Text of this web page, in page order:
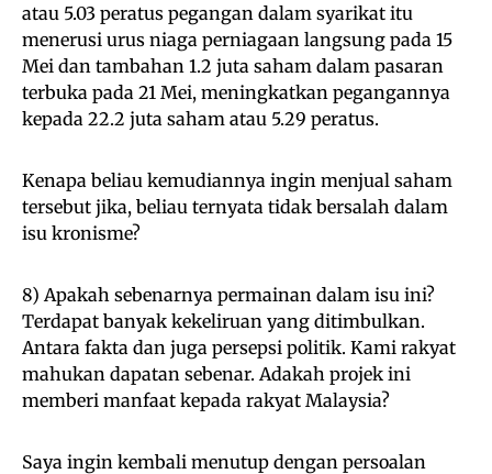
atau 5.03 peratus pegangan dalam syarikat itu
menerusi urus niaga perniagaan langsung pada 15
Mei dan tambahan 1.2 juta saham dalam pasaran
terbuka pada 21 Mei, meningkatkan pegangannya
kepada 22.2 juta saham atau 5.29 peratus.
Kenapa beliau kemudiannya ingin menjual saham
tersebut jika, beliau ternyata tidak bersalah dalam
isu kronisme?
8) Apakah sebenarnya permainan dalam isu ini?
Terdapat banyak kekeliruan yang ditimbulkan.
Antara fakta dan juga persepsi politik. Kami rakyat
mahukan dapatan sebenar. Adakah projek ini
memberi manfaat kepada rakyat Malaysia?
Saya ingin kembali menutup dengan persoalan